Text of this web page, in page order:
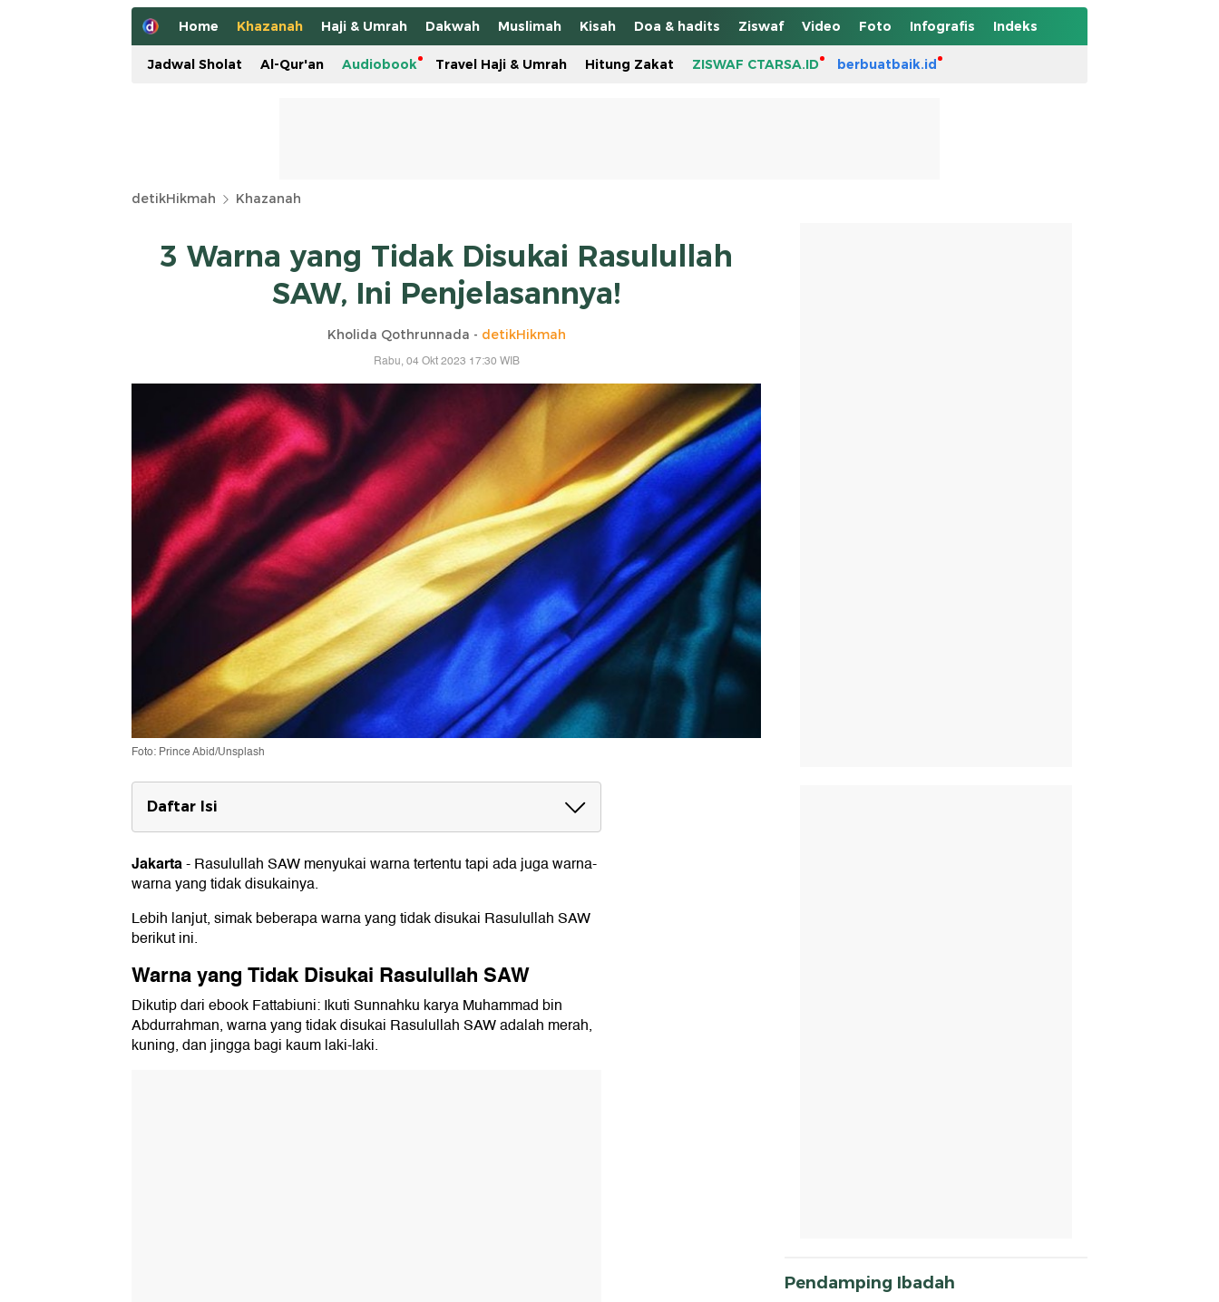
Home Khazanah Haji & Umrah Dakwah Muslimah Kisah Doa & hadits Ziswaf Video Foto Infografis Indeks
Jadwal Sholat Al-Qur'an Audiobook Travel Haji & Umrah Hitung Zakat ZISWAF CTARSA.ID berbuatbaik.id
detikHikmah Khazanah
3 Warna yang Tidak Disukai Rasulullah
SAW, Ini Penjelasannya!
Kholida Qothrunnada - detikHikmah
Rabu, 04 Okt 2023 17:30 WIB
Foto: Prince Abid/Unsplash
Daftar Isi
Warna yang Tidak Disukai Rasulullah SAW
1. Merah
2. Kuning
3. Jingga
Jakarta-Rasulullah SAW menyukai warna tertentu tapi ada juga warna-
warna yang tidak disukainya.
Lebih lanjut, simak beberapa warna yang tidak disukai Rasulullah SAW
berikut ini.
Warna yang Tidak Disukai Rasulullah SAW
Dikutip dari ebook Fattabiuni: Ikuti Sunnahku karya Muhammad bin
Abdurrahman, warna yang tidak disukai Rasulullah SAW adalah merah,
kuning, dan jingga bagi kaum laki-laki.
Pendamping Ibadah